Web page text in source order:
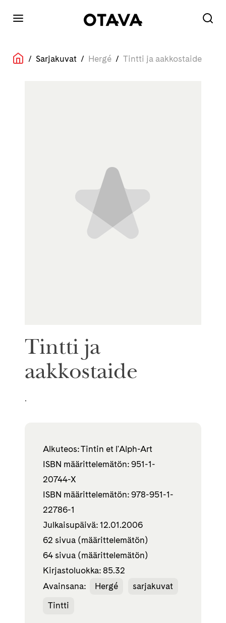
/Sarjakuvat / Hergé /Tintti ja aakkostaide
Tintti ja
aakkostaide
.
Alkuteos: Tintin et l'Alph-Art
ISBN määrittelemätön: 951-1-
20744-X
ISBN määrittelemätön: 978-951-1-
22786-1
Julkaisupäivä: 12.01.2006
62 sivua (määrittelemätön)
64 sivua (määrittelemätön)
Kirjastoluokka: 85.32
Avainsana:
Hergé
sarjakuvat
Tintti